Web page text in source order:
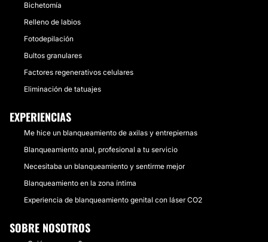
Bichetomía
Relleno de labios
Fotodepilación
Bultos granulares
Factores regenerativos celulares
Eliminación de tatuajes
EXPERIENCIAS
Me hice un blanqueamiento de axilas y entrepiernas
Blanqueamiento anal, profesional a tu servicio
Necesitaba un blanqueamiento y sentirme mejor
Blanqueamiento en la zona íntima
Experiencia de blanqueamiento genital con láser CO2
SOBRE NOSOTROS